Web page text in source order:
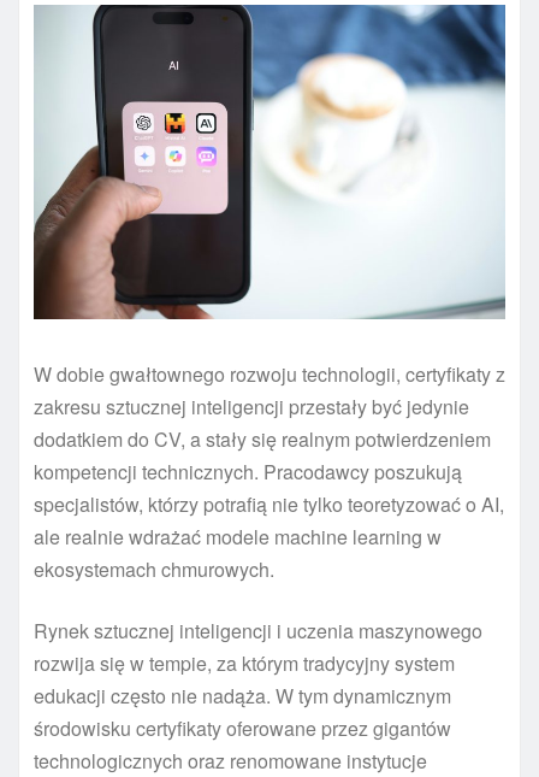
W dobie gwałtownego rozwoju technologii, certyfikaty z
zakresu sztucznej inteligencji przestały być jedynie
dodatkiem do CV, a stały się realnym potwierdzeniem
kompetencji technicznych. Pracodawcy poszukują
specjalistów, którzy potrafią nie tylko teoretyzować o AI,
ale realnie wdrażać modele machine learning w
ekosystemach chmurowych.
Rynek sztucznej inteligencji i uczenia maszynowego
rozwija się w tempie, za którym tradycyjny system
edukacji często nie nadąża. W tym dynamicznym
środowisku certyfikaty oferowane przez gigantów
technologicznych oraz renomowane instytucje